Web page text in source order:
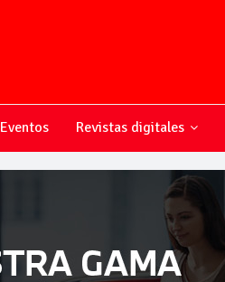
Eventos Revistas digitales